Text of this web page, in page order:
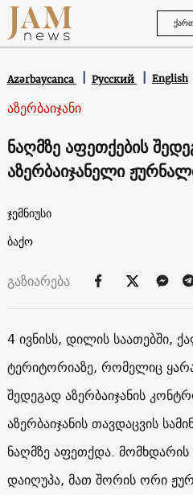
Azərbaycanca Русский English
აზერბაიჯანი
ნაღმზე აფეთქების
აზერბაიჯანელი
ჯემნიუსი
ბაქო
გაზიარება
4 ივნისს, დილის საათებში,
ტერიტორიაზე, რომელიც
შედეგად აზერბაიჯანის
აზერბაიჯანის თავდაცვის
ნაღმზე აფეთქდა.
დაიღუპა, მათ შორის ორი